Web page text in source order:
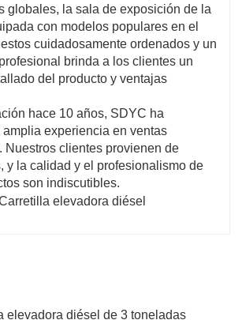
globales, la sala de exposición de la
con modelos populares en el
cuidadosamente ordenados y un
brinda a los clientes un
del producto y ventajas
hace 10 años, SDYC ha
experiencia en ventas
Nuestros clientes provienen de
y la calidad y el profesionalismo de
son indiscutibles.
elevadora diésel de 3 toneladas